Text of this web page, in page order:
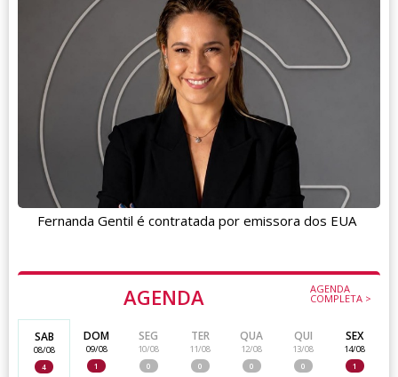
AGENDA AGENDA
COMPLETA >
SAB
08/08
4
DOM
09/08
1
SEG
10/08
0
TER
11/08
0
QUA
12/08
0
QUI
13/08
0
SEX
14/08
1
Fernanda Gentil é contratada por emissora dos EUA